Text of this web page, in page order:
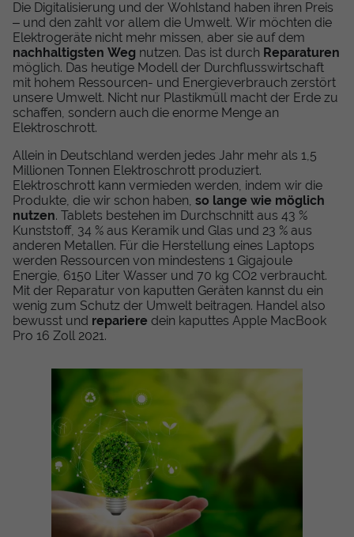
Die Digitalisierung und der Wohlstand haben ihren Preis
– und den zahlt vor allem die Umwelt. Wir möchten die
Elektrogeräte nicht mehr missen, aber sie auf dem
nachhaltigsten Weg nutzen. Das ist durch Reparaturen
möglich. Das heutige Modell der Durchflusswirtschaft
mit hohem Ressourcen- und Energieverbrauch zerstört
unsere Umwelt. Nicht nur Plastikmüll macht der Erde zu
schaffen, sondern auch die enorme Menge an
Elektroschrott.
Allein in Deutschland werden jedes Jahr mehr als 1,5
Millionen Tonnen Elektroschrott produziert.
Elektroschrott kann vermieden werden, indem wir die
Produkte, die wir schon haben, so lange wie möglich
nutzen. Tablets bestehen im Durchschnitt aus 43 %
Kunststoff, 34 % aus Keramik und Glas und 23 % aus
anderen Metallen. Für die Herstellung eines Laptops
werden Ressourcen von mindestens 1 Gigajoule
Energie, 6150 Liter Wasser und 70 kg CO2 verbraucht.
Mit der Reparatur von kaputten Geräten kannst du ein
wenig zum Schutz der Umwelt beitragen. Handel also
bewusst und repariere dein kaputtes Apple MacBook
Pro 16 Zoll 2021.